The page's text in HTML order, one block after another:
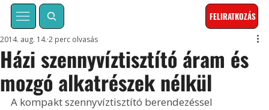
FELIRATKOZÁS
Házi szennyvíztisztító áram és
mozgó alkatrészek nélkül
2014. aug. 14. 2 perc olvasás
A kompakt szennyvíztisztító berendezéssel